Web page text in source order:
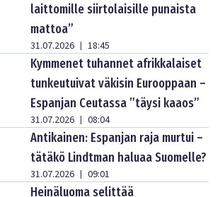
laittomille siirtolaisille punaista
mattoa”
31.07.2026 | 18:45
Kymmenet tuhannet afrikkalaiset
tunkeutuivat väkisin Eurooppaan –
Espanjan Ceutassa ”täysi kaaos”
31.07.2026 | 08:04
Antikainen: Espanjan raja murtui –
tätäkö Lindtman haluaa Suomelle?
31.07.2026 | 09:01
Heinäluoma selittää